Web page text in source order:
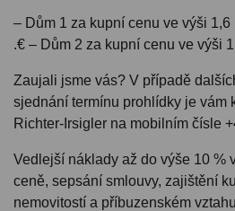
– Dům 1 za kupní cenu ve výši 1,6
.€ – Dům 2 za kupní cenu ve výši
Zaujali jsme vás? V případě
sjednání termínu prohlídky je vám
Richter-Irsigler na mobilním čísle
Vedlejší náklady až do výše 10 %
ceně, sepsání smlouvy, zajištění
nemovitostí a příbuzenském